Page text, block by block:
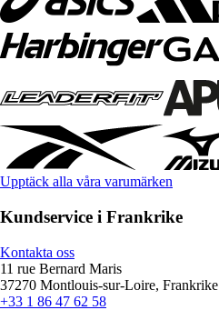
Upptäck alla våra varumärken
Kundservice i Frankrike
Kontakta oss
11 rue Bernard Maris
37270 Montlouis-sur-Loire, Frankrike
+33 1 86 47 62 58